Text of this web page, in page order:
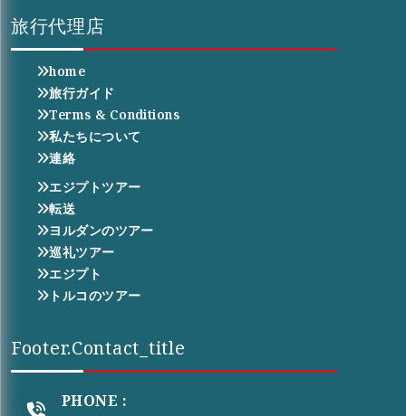
旅行代理店
home
旅行ガイド
Terms & Conditions
私たちについて
連絡
エジプトツアー
転送
ヨルダンのツアー
巡礼ツアー
エジプト
トルコのツアー
Footer.contact_title
PHONE :